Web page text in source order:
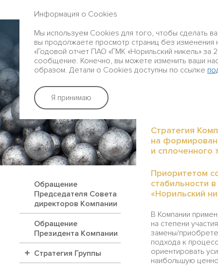
ГОДОВОЙ ОТЧЕТ 2016
Профиль
Группы
Обращение
Председателя Совета
директоров Компании
Обращение
Президента Компании
Стратегия Группы
Стратегия
на
и сплоченного
Приоритетом
стабильности
«Норильский
В Компании
на степени
замены/
подхода к
ориентировать
наибольшую
Информация о Cookies
Мы используем Cookies для того, чтобы сделать
вы продолжаете просмотр страниц без изменения
«Годовой отчет ПАО «ГМК «Норильский никель» за
сообщение. Конечно, вы можете изменить ваши
образом. Детали о Cookies доступны по ссылке
Я принимаю